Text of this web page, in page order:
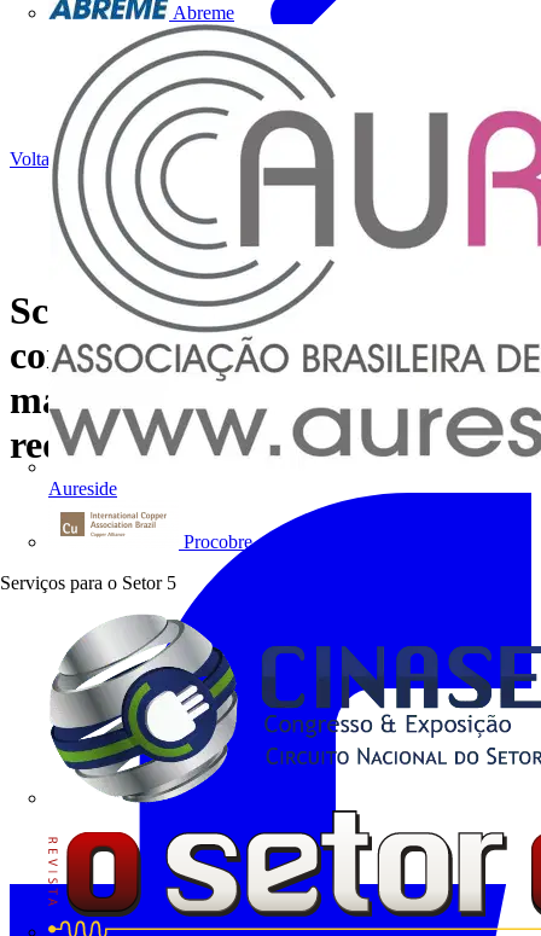
Abreme
Aureside
Procobre
Serviços para o Setor 5
Voltar para Notícias
Schneider Electric aposta em
conectividade para oferecer
mais conforto e segurança na
rede hoteleira